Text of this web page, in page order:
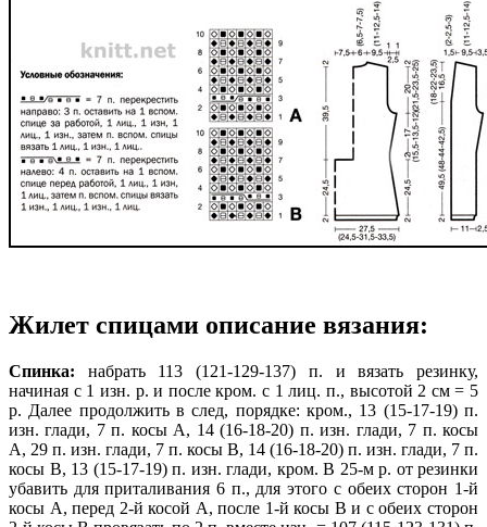
Жилет спицами описание вязания:
Спинка: набрать 113 (121-129-137) п. и вязать резинку,
начиная с 1 изн. р. и после кром. с 1 лиц. п., высотой 2 см = 5
р. Далее продолжить в след, порядке: кром., 13 (15-17-19) п.
изн. глади, 7 п. косы А, 14 (16-18-20) п. изн. глади, 7 п. косы
А, 29 п. изн. глади, 7 п. косы В, 14 (16-18-20) п. изн. глади, 7 п.
косы В, 13 (15-17-19) п. изн. глади, кром. В 25-м р. от резинки
убавить для приталивания 6 п., для этого с обеих сторон 1-й
косы А, перед 2-й косой А, после 1-й косы В и с обеих сторон